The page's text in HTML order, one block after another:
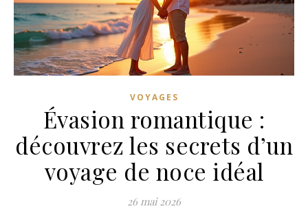
VOYAGES
Évasion romantique :
découvrez les secrets d’un
voyage de noce idéal
26 mai 2026